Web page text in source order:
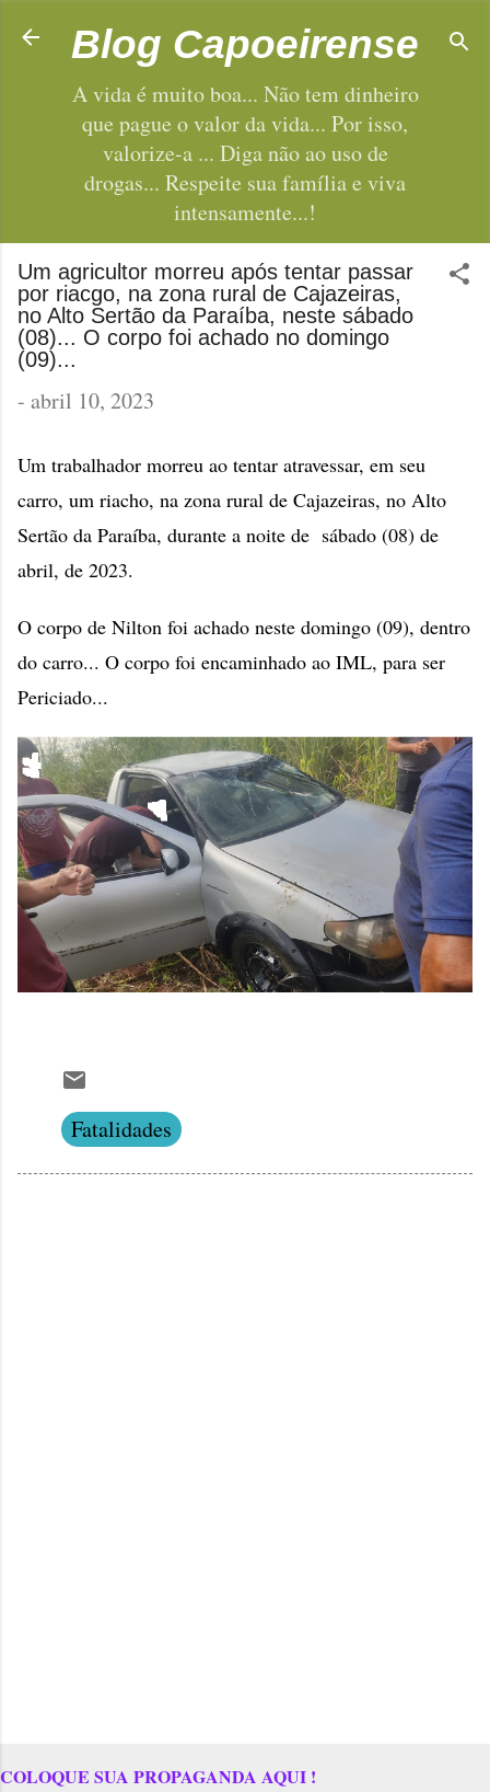
Pular para o conteúdo principal
Blog Capoeirense
A vida é muito boa... Não tem dinheiro
que pague o valor da vida... Por isso,
valorize-a ... Diga não ao uso de
drogas... Respeite sua família e viva
intensamente...!
Um agricultor morreu após tentar passar
por riacgo, na zona rural de Cajazeiras,
no Alto Sertão da Paraíba, neste sábado
(08)... O corpo foi achado no domingo
(09)...
- abril 10, 2023
Um trabalhador morreu ao tentar atravessar, em seu
carro, um riacho, na zona rural de Cajazeiras, no Alto
Sertão da Paraíba, durante a noite de sábado (08) de
abril, de 2023.
O corpo de Nilton foi achado neste domingo (09), dentro
do carro... O corpo foi encaminhado ao IML, para ser
Periciado...
Fatalidades
COLOQUE SUA PROPAGANDA AQUI !